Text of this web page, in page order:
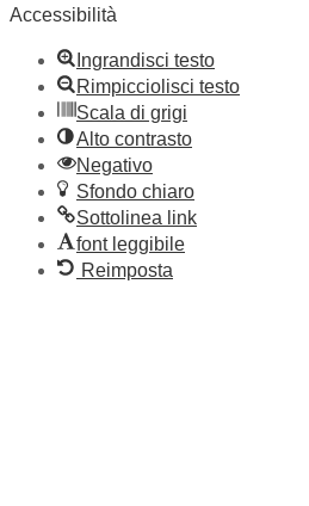
Accessibilità
Ingrandisci testo
Rimpicciolisci testo
Scala di grigi
Alto contrasto
Negativo
Sfondo chiaro
Sottolinea link
font leggibile
Reimposta